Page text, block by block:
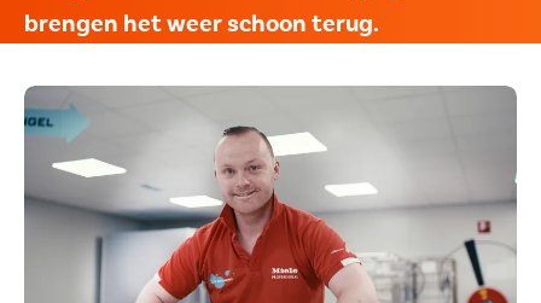
Behandelcentrum
Vacatures
Vertalen Voorlezen
brengen het weer schoon terug.